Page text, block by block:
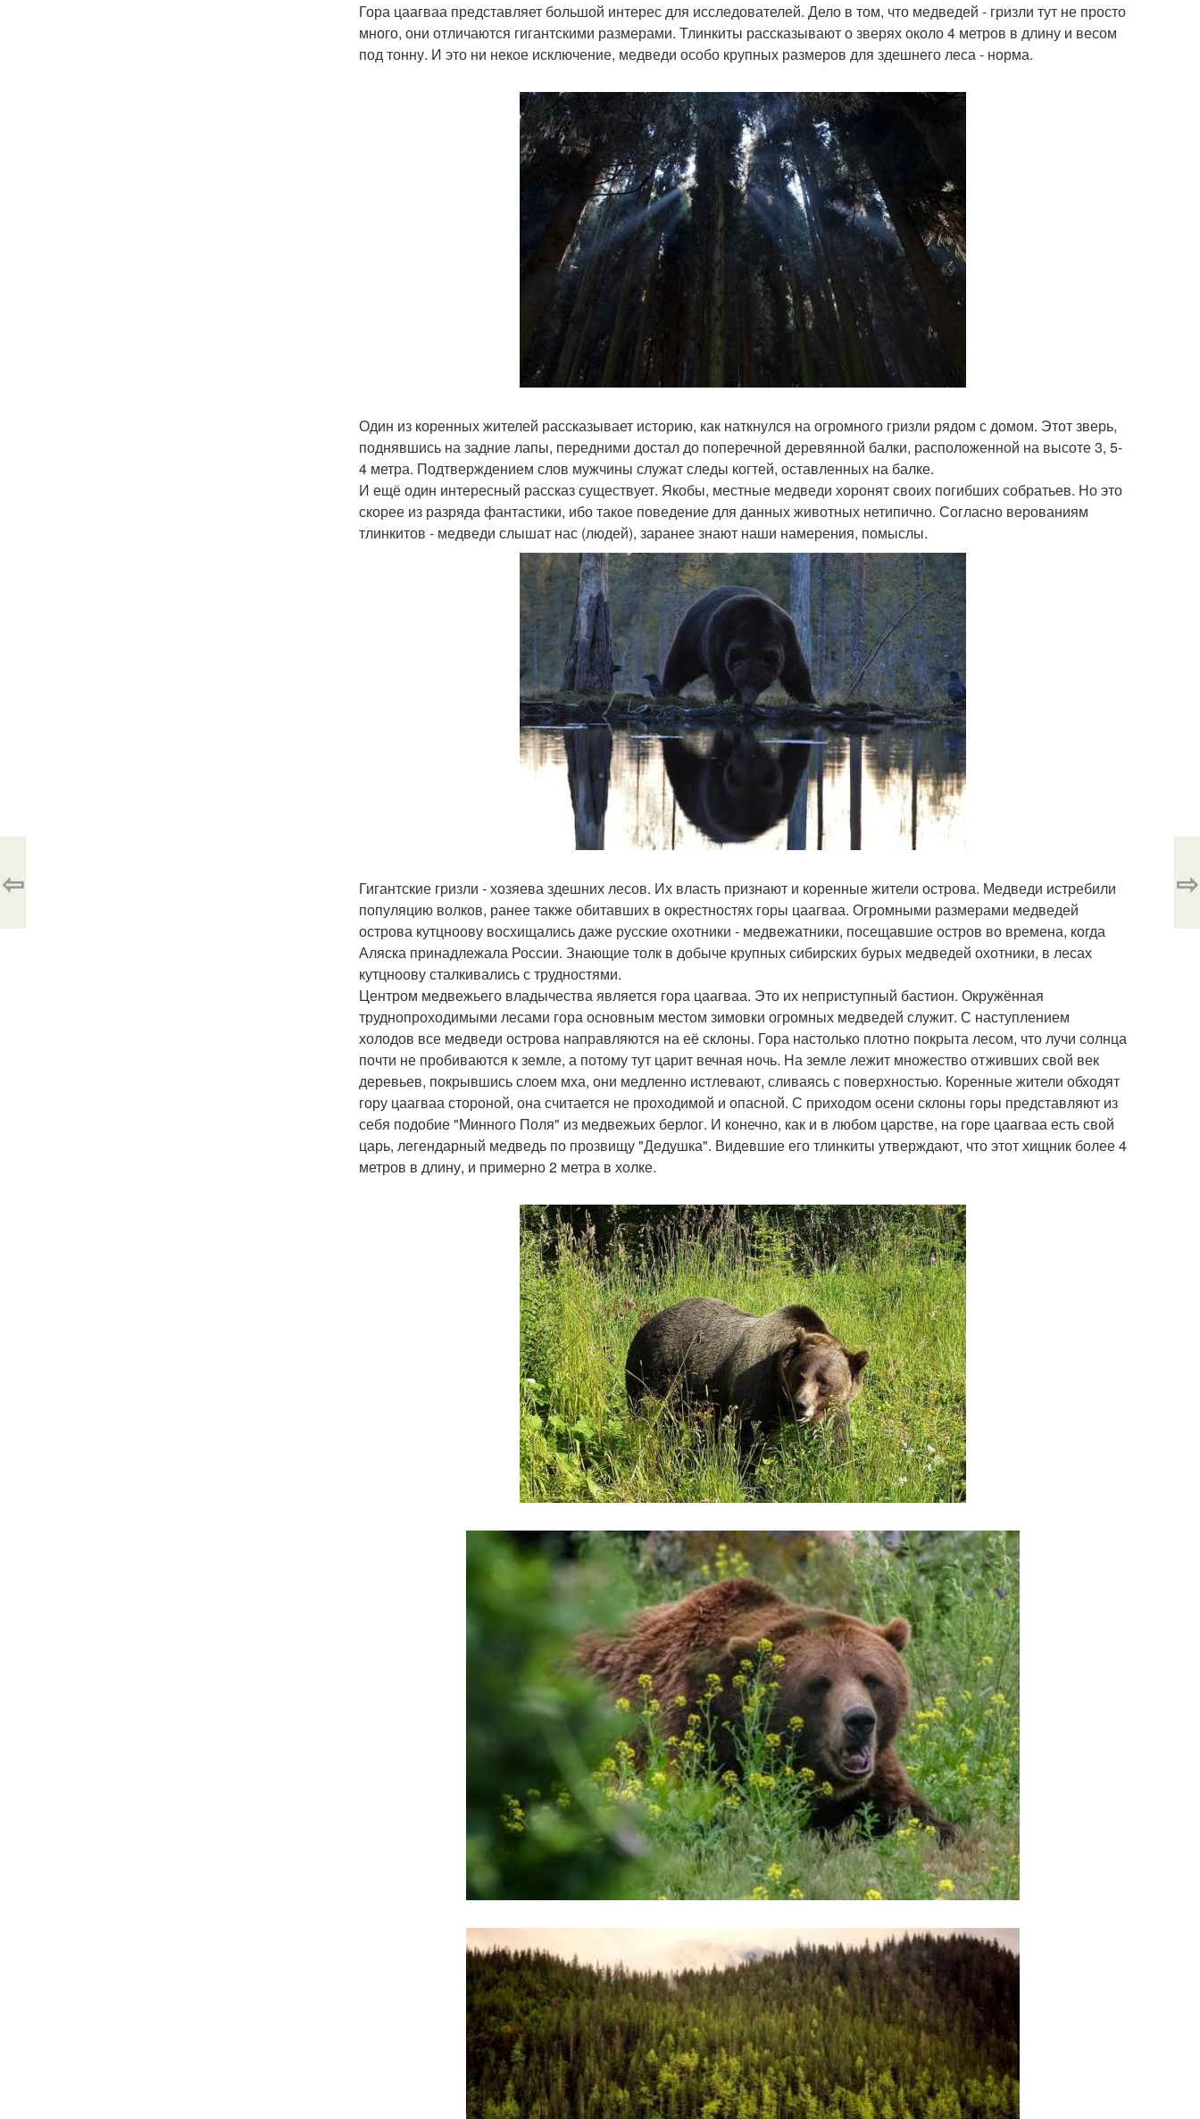
Гора цаагваа представляет большой интерес для исследователей. Дело в том, что медведей - гризли тут не просто
много, они отличаются гигантскими размерами. Тлинкиты рассказывают о зверях около 4 метров в длину и весом
под тонну. И это ни некое исключение, медведи особо крупных размеров для здешнего леса - норма.
Один из коренных жителей рассказывает историю, как наткнулся на огромного гризли рядом с домом. Этот зверь,
поднявшись на задние лапы, передними достал до поперечной деревянной балки, расположенной на высоте 3, 5-
4 метра. Подтверждением слов мужчины служат следы когтей, оставленных на балке.
И ещё один интересный рассказ существует. Якобы, местные медведи хоронят своих погибших собратьев. Но это
скорее из разряда фантастики, ибо такое поведение для данных животных нетипично. Согласно верованиям
тлинкитов - медведи слышат нас (людей), заранее знают наши намерения, помыслы.
Гигантские гризли - хозяева здешних лесов. Их власть признают и коренные жители острова. Медведи истребили
популяцию волков, ранее также обитавших в окрестностях горы цаагваа. Огромными размерами медведей
острова кутцноову восхищались даже русские охотники - медвежатники, посещавшие остров во времена, когда
Аляска принадлежала России. Знающие толк в добыче крупных сибирских бурых медведей охотники, в лесах
кутцноову сталкивались с трудностями.
Центром медвежьего владычества является гора цаагваа. Это их неприступный бастион. Окружённая
труднопроходимыми лесами гора основным местом зимовки огромных медведей служит. С наступлением
холодов все медведи острова направляются на её склоны. Гора настолько плотно покрыта лесом, что лучи солнца
почти не пробиваются к земле, а потому тут царит вечная ночь. На земле лежит множество отживших свой век
деревьев, покрывшись слоем мха, они медленно истлевают, сливаясь с поверхностью. Коренные жители обходят
гору цаагваа стороной, она считается не проходимой и опасной. С приходом осени склоны горы представляют из
себя подобие "Минного Поля" из медвежьих берлог. И конечно, как и в любом царстве, на горе цаагваа есть свой
царь, легендарный медведь по прозвищу "Дедушка". Видевшие его тлинкиты утверждают, что этот хищник более 4
метров в длину, и примерно 2 метра в холке.
⇦ ⇨